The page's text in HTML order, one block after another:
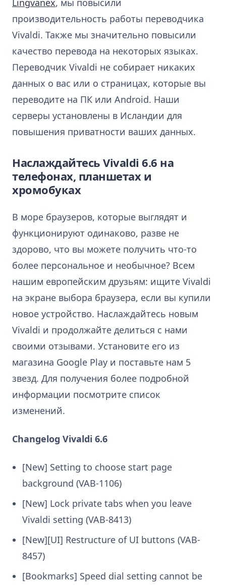
Lingvanex, мы повысили
производительность работы переводчика
Vivaldi. Также мы значительно повысили
качество перевода на некоторых языках.
Переводчик Vivaldi не собирает никаких
данных о вас или о страницах, которые вы
переводите на ПК или Android. Наши
серверы установлены в Исландии для
повышения приватности ваших данных.
Наслаждайтесь Vivaldi 6.6 на
телефонах, планшетах и
хромобуках
В море браузеров, которые выглядят и
функционируют одинаково, разве не
здорово, что вы можете получить что-то
более персональное и необычное? Всем
нашим европейским друзьям: ищите Vivaldi
на экране выбора браузера, если вы купили
новое устройство. Наслаждайтесь новым
Vivaldi и продолжайте делиться с нами
своими отзывами. Установите его из
магазина Google Play и поставьте нам 5
звезд. Для получения более подробной
информации посмотрите список
изменений.
Changelog Vivaldi 6.6
[New] Setting to choose start page
background (VAB-1106)
[New] Lock private tabs when you leave
Vivaldi setting (VAB-8413)
[New][UI] Restructure of UI buttons (VAB-
8457)
[Bookmarks] Speed dial setting cannot be